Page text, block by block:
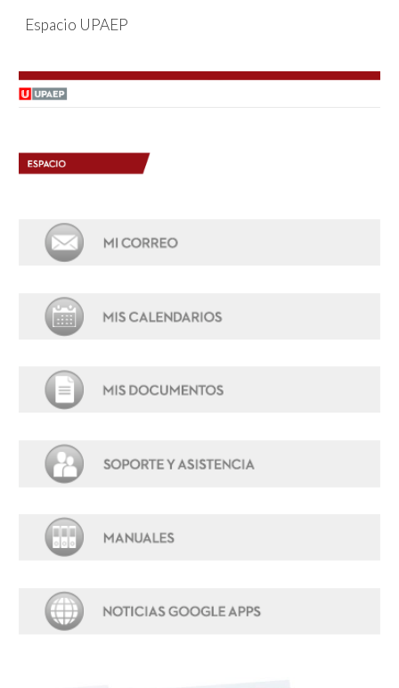
Skip to main content
Espacio UPAEP